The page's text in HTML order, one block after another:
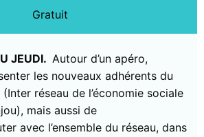
Gratuit
JEUDI. Autour d’un apéro,
les nouveaux adhérents du
(Inter réseau de l’économie sociale
mais aussi de
avec l’ensemble du réseau, dans